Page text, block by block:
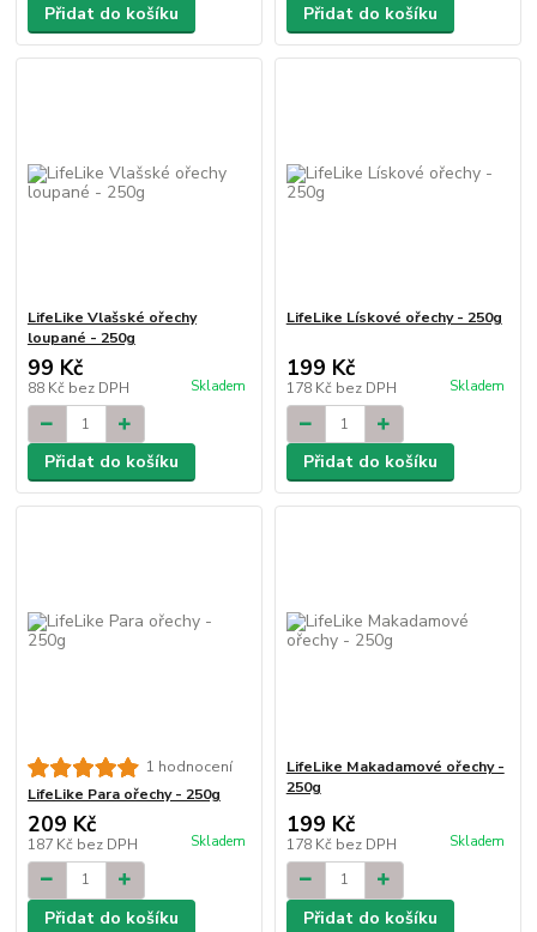
Přidat do košíku Přidat do košíku
LifeLike Vlašské ořechy
loupané - 250g
99 Kč
88 Kč bez DPH Skladem
Přidat do košíku
LifeLike Lískové ořechy - 250g
199 Kč
178 Kč bez DPH Skladem
Přidat do košíku
1 hodnocení
LifeLike Para ořechy - 250g
209 Kč
187 Kč bez DPH Skladem
Přidat do košíku
LifeLike Makadamové ořechy -
250g
199 Kč
178 Kč bez DPH Skladem
Přidat do košíku